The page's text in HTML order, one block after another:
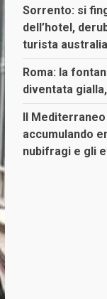
Sorrento: si
dell’hotel,
turista
Roma: la
diventata
Il
accumulando
nubifragi e gli